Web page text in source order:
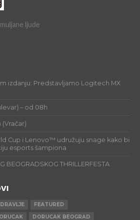
ljude
izdanju: Predstavljamo Logitech MX
– od 08h
Cup i Lenovo™ udružuju snage kako bi
esports šampiona
BEOGRADSKOG THRILLERFESTA
FEATURED
DORUCAK BEOGRAD